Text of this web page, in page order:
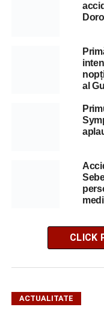
al
CLICK
ACTUALITATE